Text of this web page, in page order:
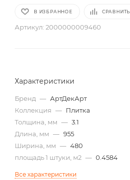
В ИЗБРАННОЕ СРАВНИТЬ
Артикул: 2000000009460
Характеристики
Бренд — АртДекАрт
Коллекция — Плитка
Толщина, мм — 3.1
Длина, мм — 955
Ширина, мм — 480
площадь 1 штуки, м2 — 0.4584
Все характеристики